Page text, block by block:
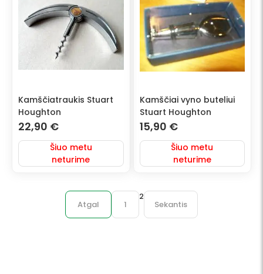
Kamščiatraukis Stuart
Houghton
22,90 €
Šiuo metu
neturime
Kamščiai vyno buteliui
Stuart Houghton
15,90 €
Šiuo metu
neturime
Atgal 1
2
Sekantis